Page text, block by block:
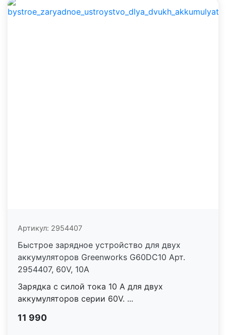
Артикул: 2954407
Быстрое зарядное устройство для двух
аккумуляторов Greenworks G60DC10 Арт.
2954407, 60V, 10А
Зарядка с силой тока 10 А для двух
аккумуляторов серии 60V. ...
11 990